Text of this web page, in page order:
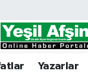
Yazarlar
Nöbetçi